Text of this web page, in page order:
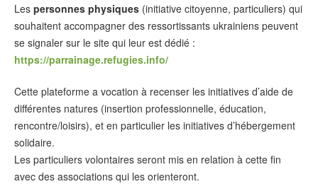
Les personnes physiques (initiative citoyenne, particuliers) qui
souhaitent accompagner des ressortissants ukrainiens peuvent
se signaler sur le site qui leur est dédié :
https://parrainage.refugies.info/
Cette plateforme a vocation à recenser les initiatives d’aide de
différentes natures (insertion professionnelle, éducation,
rencontre/loisirs), et en particulier les initiatives d’hébergement
solidaire.
Les particuliers volontaires seront mis en relation à cette fin
avec des associations qui les orienteront.